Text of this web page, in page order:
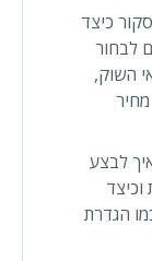
כיצד
לבחור
השוק,
לבצע
וכיצד
הגדרת